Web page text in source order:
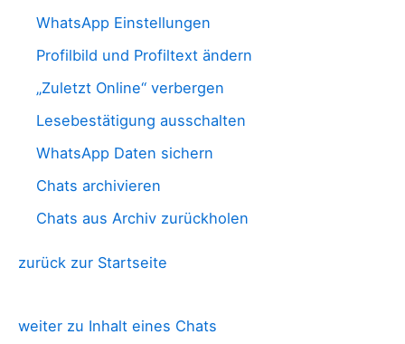
WhatsApp Einstellungen
Profilbild und Profiltext ändern
„Zuletzt Online“ verbergen
Lesebestätigung ausschalten
WhatsApp Daten sichern
Chats archivieren
Chats aus Archiv zurückholen
zurück zur Startseite
weiter zu Inhalt eines Chats